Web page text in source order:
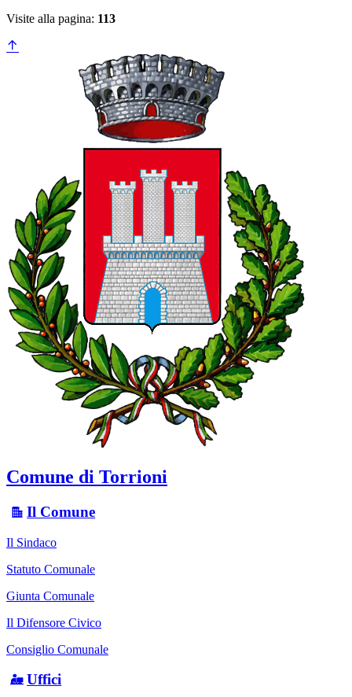
Visite alla pagina: 113
Comune di Torrioni
Il Comune
Il Sindaco
Statuto Comunale
Giunta Comunale
Il Difensore Civico
Consiglio Comunale
Uffici